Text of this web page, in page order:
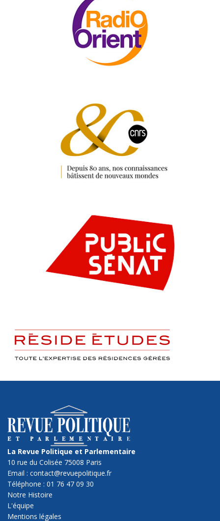
La Revue Politique et Parlementaire
10 rue du Colisée 75008 Paris
Email : contact@revuepolitique.fr
Téléphone : 01 76 47 09 30
Notre Histoire
L'équipe
Mentions légales